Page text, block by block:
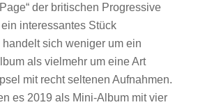
der britischen Progressive
interessantes Stück
sich weniger um ein
als vielmehr um eine Art
mit recht seltenen Aufnahmen.
es 2019 als Mini-Album mit vier